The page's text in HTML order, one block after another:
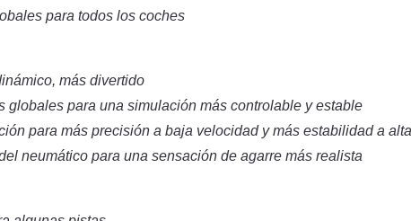
para todos los coches
más divertido
globales para una simulación más controlable y estable
para más precisión a baja velocidad y más estabilidad a
neumático para una sensación de agarre más realista